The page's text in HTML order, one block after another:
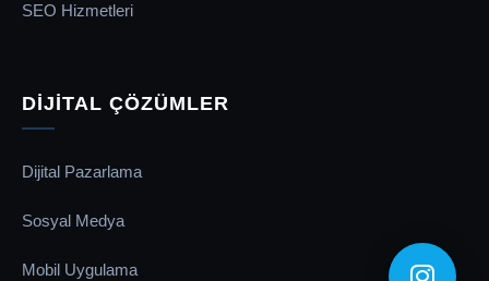
SEO Hizmetleri
DİJİTAL ÇÖZÜMLER
Dijital Pazarlama
Sosyal Medya
Mobil Uygulama